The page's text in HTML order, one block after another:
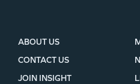
ABOUT US
CONTACT US
JOIN INSIGHT